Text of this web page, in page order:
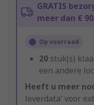
GRATIS
meer dan €
Op voorraad
20 stuk(s)
een andere
Heeft u meer
leverdata' voor